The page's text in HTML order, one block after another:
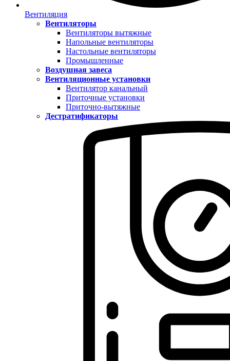
Вентиляция
Вентиляторы
Вентиляторы вытяжные
Напольные вентиляторы
Настольные вентиляторы
Промышленные
Воздушная завеса
Вентиляционные установки
Вентилятор канальный
Приточные установки
Приточно-вытяжные
Дестратификаторы